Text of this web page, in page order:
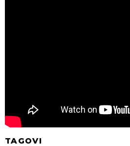
TAGOVI